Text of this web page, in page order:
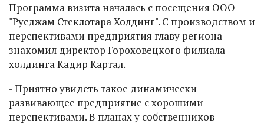
Программа визита началась с посещения ООО
"Русджам Стеклотара Холдинг". С производством и
перспективами предприятия главу региона
знакомил директор Гороховецкого филиала
холдинга Кадир Картал.
- Приятно увидеть такое динамически
развивающее предприятие с хорошими
перспективами. В планах у собственников